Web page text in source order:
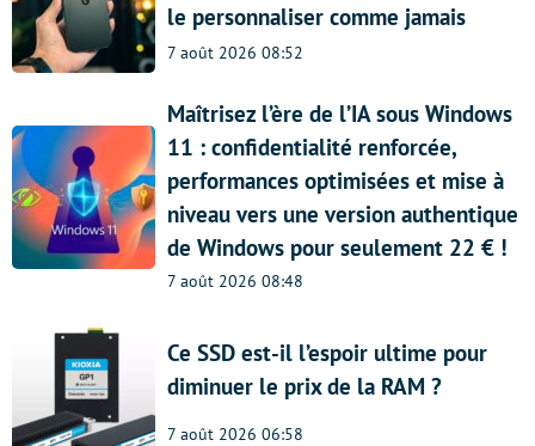
le personnaliser comme jamais
7 août 2026 08:52
Maîtrisez l’ère de l’IA sous Windows
11 : confidentialité renforcée,
performances optimisées et mise à
niveau vers une version authentique
de Windows pour seulement 22 € !
7 août 2026 08:48
Ce SSD est-il l’espoir ultime pour
diminuer le prix de la RAM ?
7 août 2026 06:58